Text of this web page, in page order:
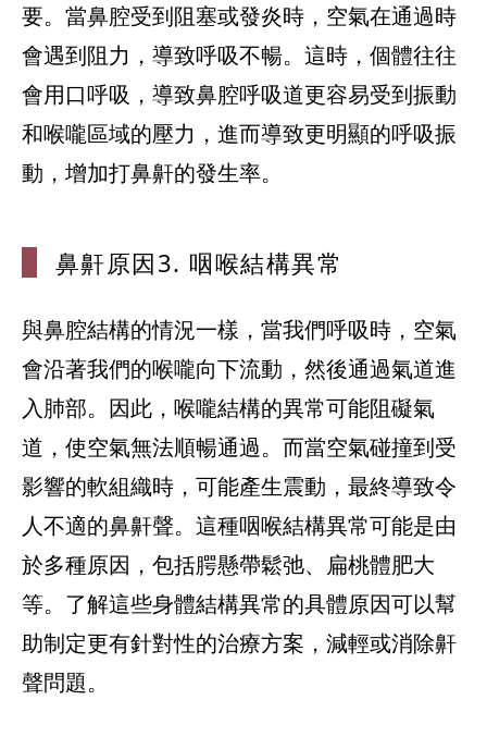
要。當鼻腔受到阻塞或發炎時，空氣在通過時
會遇到阻力，導致呼吸不暢。這時，個體往往
會用口呼吸，導致鼻腔呼吸道更容易受到振動
和喉嚨區域的壓力，進而導致更明顯的呼吸振
動，增加打鼻鼾的發生率。
鼻鼾原因3. 咽喉結構異常
與鼻腔結構的情況一樣，當我們呼吸時，空氣
會沿著我們的喉嚨向下流動，然後通過氣道進
入肺部。因此，喉嚨結構的異常可能阻礙氣
道，使空氣無法順暢通過。而當空氣碰撞到受
影響的軟組織時，可能產生震動，最終導致令
人不適的鼻鼾聲。這種咽喉結構異常可能是由
於多種原因，包括腭懸帶鬆弛、扁桃體肥大
等。了解這些身體結構異常的具體原因可以幫
助制定更有針對性的治療方案，減輕或消除鼾
聲問題。